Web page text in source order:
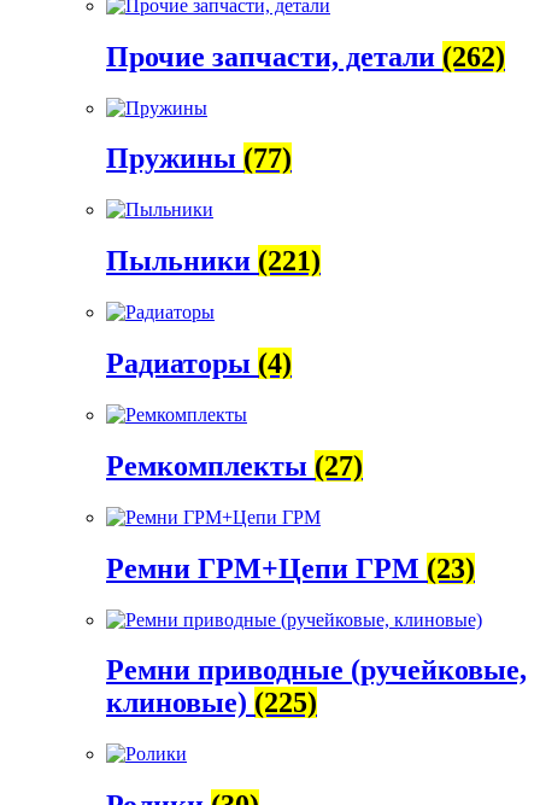
Прочие запчасти, детали (262)
Пружины (77)
Пыльники (221)
Радиаторы (4)
Ремкомплекты (27)
Ремни ГРМ+Цепи ГРМ (23)
Ремни приводные (ручейковые,
клиновые) (225)